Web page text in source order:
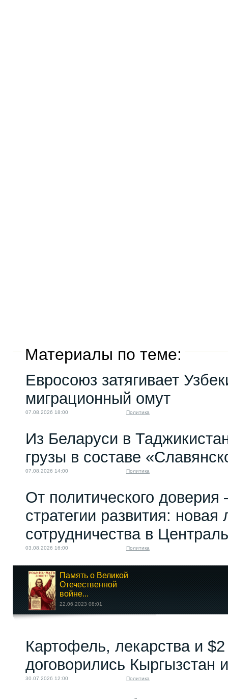
Материалы по теме:
Евросоюз затягивает
миграционный омут
07.08.2026 18:00 Политика
Из Беларуси в
грузы в составе
07.08.2026 14:00 Политика
От политического
стратегии развития: новая
сотрудничества в
03.08.2026 16:00 Политика
Память о Великой
Отечественной
войне...
22.06.2023 08:01
главный?
23.06.2023 14:30
Картофель, лекарства и
договорились Кыргызстан
30.07.2026 12:00 Политика